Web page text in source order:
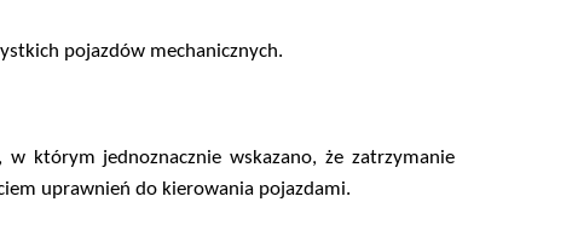
pojazdów mechanicznych.
, w którym jednoznacznie wskazano, żezatrzymanie
uprawnień do kierowania pojazdami.